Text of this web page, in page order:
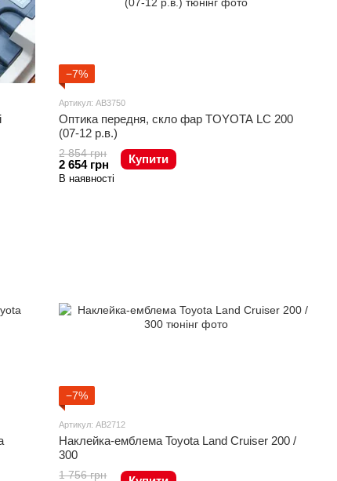
−7%
Артикул: AB3750
Оптика передня, скло фар TOYOTA LC 200
(07-12 р.в.)
2 854 грн
2 654 грн Купити
В наявності
−7%
Артикул: AB2712
Наклейка-емблема Toyota Land Cruiser 200 /
300
1 756 грн